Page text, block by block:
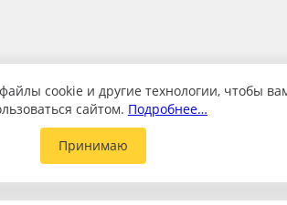
cookie и другие технологии, чтобы
сайтом. Подробнее…
Принимаю